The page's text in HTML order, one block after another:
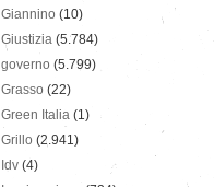
Giannino (10)
Giustizia (5.784)
governo (5.799)
Grasso (22)
Green Italia (1)
Grillo (2.941)
Idv (4)